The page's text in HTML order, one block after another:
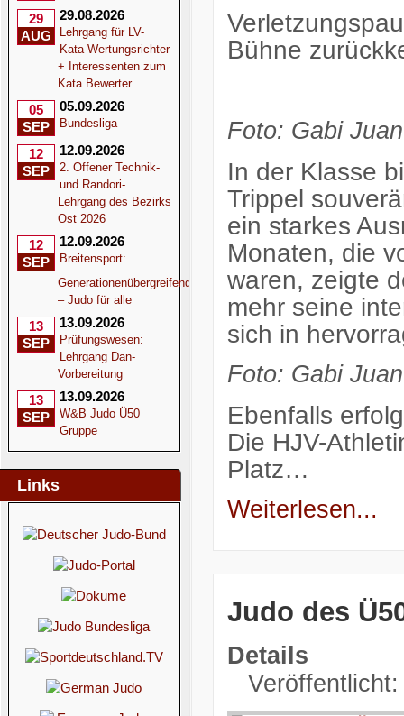
29
AUG
29.08.2026
Lehrgang für LV-
Kata-Wertungsrichter
+ Interessenten zum
Kata Bewerter
05
SEP
05.09.2026
Bundesliga
12
SEP
12.09.2026
2. Offener Technik-
und Randori-
Lehrgang des Bezirks
Ost 2026
12
SEP
12.09.2026
Breitensport:
Generationenübergreifend
– Judo für alle
13
SEP
13.09.2026
Prüfungswesen:
Lehrgang Dan-
Vorbereitung
13
SEP
13.09.2026
W&B Judo Ü50
Gruppe
Links
Bühne
Foto: Gabi Juan
In der Klasse
Trippel
ein starkes
Monaten, die
waren, zeigte
mehr seine
sich in
Foto: Gabi Juan
Ebenfalls
Die HJV-
Platz…
Weiterlesen...
Judo des
Details